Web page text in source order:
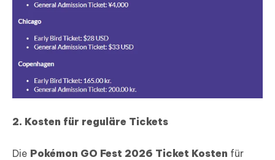
2. Kosten für reguläre Tickets
Die Pokémon GO Fest 2026 Ticket Kosten für